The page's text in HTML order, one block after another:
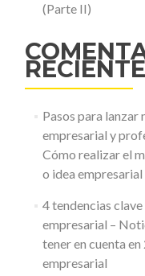
(Parte II)
Pasos para lanzar
empresarial y
Cómo realizar el
o idea
4 tendencias
empresarial –
tener en cuenta
empresarial